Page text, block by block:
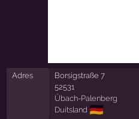
Adres
Borsigstraße 7
52531
Übach-Palenberg
Duitsland 🇩🇪